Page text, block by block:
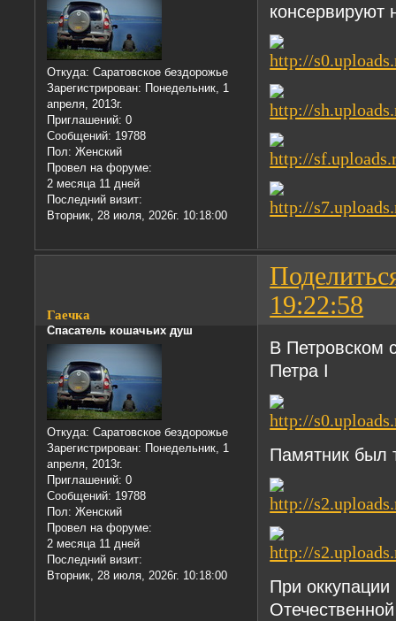
Откуда: Саратовское бездорожье
Зарегистрирован: Понедельник, 1
апреля, 2013г.
Приглашений: 0
Сообщений: 19788
Пол: Женский
Провел на форуме:
2 месяца 11 дней
Последний визит:
Вторник, 28 июля, 2026г. 10:18:00
консервируют
19:22:58
Гаечка
Спасатель кошачьих душ
Откуда: Саратовское бездорожье
Зарегистрирован: Понедельник, 1
апреля, 2013г.
Приглашений: 0
Сообщений: 19788
Пол: Женский
Провел на форуме:
2 месяца 11 дней
Последний визит:
Вторник, 28 июля, 2026г. 10:18:00
В Петровском
Петра I
Памятник был
При